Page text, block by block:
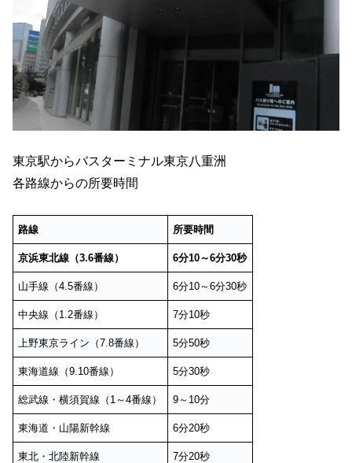
東京駅からバスターミナル東京八重洲
各路線からの所要時間
路線 所要時間
京浜東北線（3.6番線） 6分10～6分30秒
山手線（4.5番線） 6分10～6分30秒
中央線（1.2番線） 7分10秒
上野東京ライン（7.8番線） 5分50秒
東海道線（9.10番線） 5分30秒
総武線・横須賀線（1～4番線） 9～10分
東海道・山陽新幹線 6分20秒
東北・北陸新幹線 7分20秒